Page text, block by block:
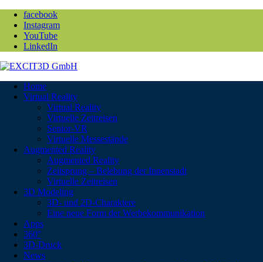
facebook
Instagram
YouTube
LinkedIn
Home
Virtual Reality
Virtual Reality
Virtuelle Zeitreisen
Senior-VR
Virtuelle Messestände
Augmented Reality
Augmented Reality
Zeitsprung – Belebung der Innenstadt
Virtuelle Zeitreisen
3D Modeling
3D- und 2D-Charaktere
Eine neue Form der Werbekommunikation
Apps
360°
3D-Druck
News